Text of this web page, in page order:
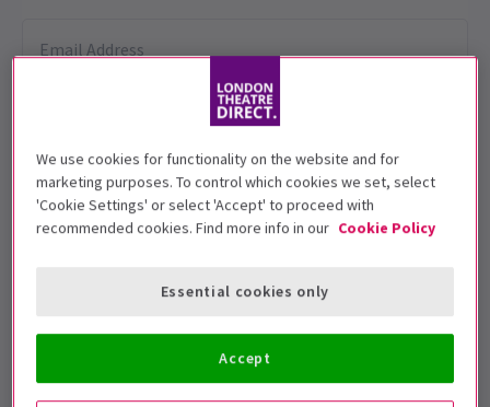
1 - 25 July 2026
Royal Ballet and Opera
We use cookies for functionality on the website and for
marketing purposes. To control which cookies we set, select
'Cookie Settings' or select 'Accept' to proceed with
recommended cookies. Find more info in our Cookie Policy
Essential cookies only
Accept